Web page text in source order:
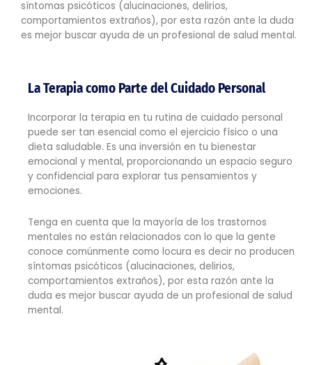
síntomas psicóticos (alucinaciones, delirios,
comportamientos extraños), por esta razón ante la duda
es mejor buscar ayuda de un profesional de salud mental.
La Terapia como Parte del Cuidado Personal
Incorporar la terapia en tu rutina de cuidado personal
puede ser tan esencial como el ejercicio físico o una
dieta saludable. Es una inversión en tu bienestar
emocional y mental, proporcionando un espacio seguro
y confidencial para explorar tus pensamientos y
emociones.
Tenga en cuenta que la mayoría de los trastornos
mentales no están relacionados con lo que la gente
conoce comúnmente como locura es decir no producen
síntomas psicóticos (alucinaciones, delirios,
comportamientos extraños), por esta razón ante la
duda es mejor buscar ayuda de un profesional de salud
mental.